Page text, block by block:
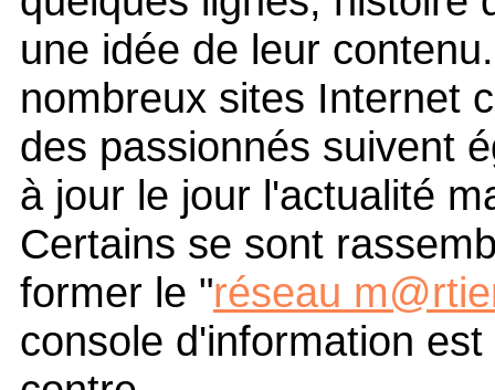
une idée de leur
nombreux sites Internet
des passionnés suivent
à jour le jour l'actualité
Certains se sont
former le "réseau
console d'information